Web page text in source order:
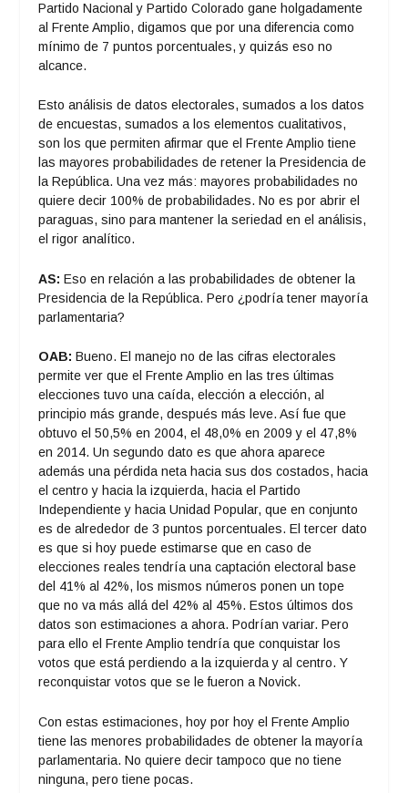
Partido Nacional y Partido Colorado gane holgadamente
al Frente Amplio, digamos que por una diferencia como
mínimo de 7 puntos porcentuales, y quizás eso no
alcance.
Esto análisis de datos electorales, sumados a los datos
de encuestas, sumados a los elementos cualitativos,
son los que permiten afirmar que el Frente Amplio tiene
las mayores probabilidades de retener la Presidencia de
la República. Una vez más: mayores probabilidades no
quiere decir 100% de probabilidades. No es por abrir el
paraguas, sino para mantener la seriedad en el análisis,
el rigor analítico.
AS: Eso en relación a las probabilidades de obtener la
Presidencia de la República. Pero ¿podría tener mayoría
parlamentaria?
OAB:Bueno. El manejo no de las cifras electorales
permite ver que el Frente Amplio en las tres últimas
elecciones tuvo una caída, elección a elección, al
principio más grande, después más leve. Así fue que
obtuvo el 50,5% en 2004, el 48,0% en 2009 y el 47,8%
en 2014. Un segundo dato es que ahora aparece
además una pérdida neta hacia sus dos costados, hacia
el centro y hacia la izquierda, hacia el Partido
Independiente y hacia Unidad Popular, que en conjunto
es de alrededor de 3 puntos porcentuales. El tercer dato
es que si hoy puede estimarse que en caso de
elecciones reales tendría una captación electoral base
del 41% al 42%, los mismos números ponen un tope
que no va más allá del 42% al 45%. Estos últimos dos
datos son estimaciones a ahora. Podrían variar. Pero
para ello el Frente Amplio tendría que conquistar los
votos que está perdiendo a la izquierda y al centro. Y
reconquistar votos que se le fueron a Novick.
Con estas estimaciones, hoy por hoy el Frente Amplio
tiene las menores probabilidades de obtener la mayoría
parlamentaria. No quiere decir tampoco que no tiene
ninguna, pero tiene pocas.